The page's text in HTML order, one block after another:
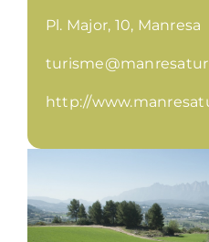
Pl. Major, 10, Manresa
http://